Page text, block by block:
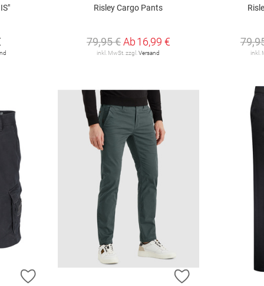
Risley Cargo Pants
79,95 €Ab16,99 €
inkl. MwSt. zzgl.Versand inkl.
ZUR WUNSCHLISTE HINZUFÜGEN ZUR